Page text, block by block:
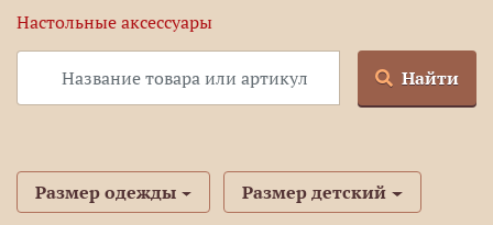
Настольные аксессуары
Найти
Размер одежды Размер детский